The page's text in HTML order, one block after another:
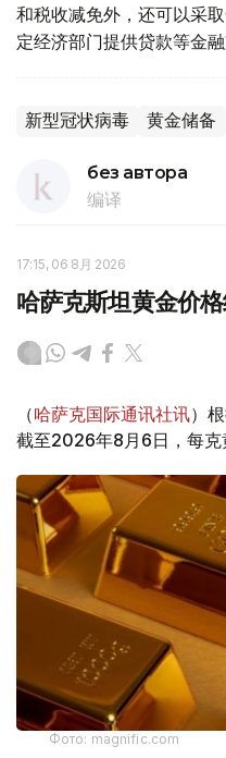
和税收减免外，还可以采
定经济部门提供贷款等金融
新型冠状病毒 黄金储备
без автора
编译
17:15, 06 8月 2026
哈萨克斯坦黄金价
（哈萨克国际通讯社讯）
截至2026年8月6日，每克
Фото: magnific.com